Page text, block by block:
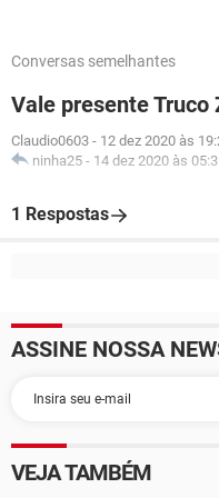
Conversas semelhantes
Vale presente Truco
Claudio0603 - 12 dez 2020 às
ninha25 - 14 dez 2020 às
1 Respostas
ASSINE NOSSA
VEJA TAMBÉM